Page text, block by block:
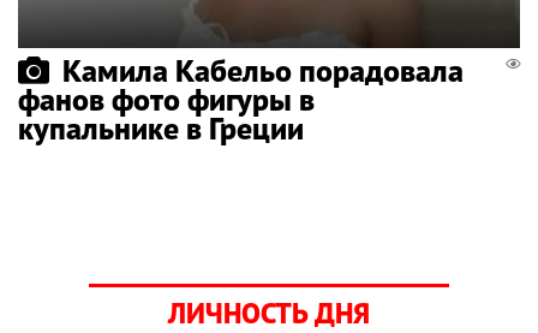
Камила Кабельо порадовала
фанов фото фигуры в
купальнике в Греции
ЛИЧНОСТЬ ДНЯ